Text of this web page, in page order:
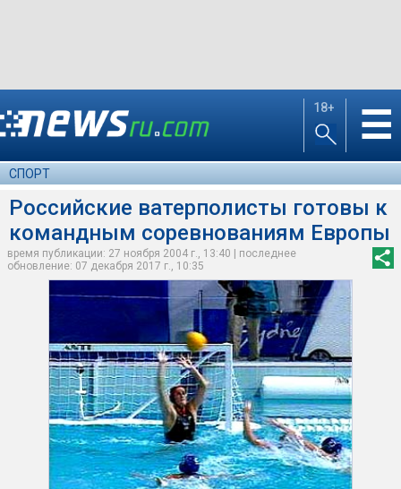
18+ ☰
СПОРТ
Российские ватерполисты готовы к
командным соревнованиям Европы
время публикации: 27 ноября 2004 г., 13:40 | последнее
обновление: 07 декабря 2017 г., 10:35